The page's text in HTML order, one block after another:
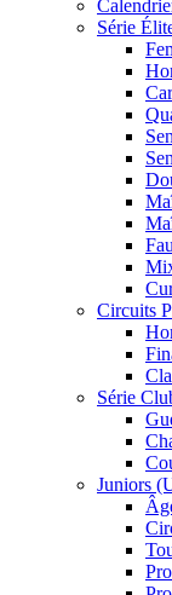
Série
Circuits
Série
Juniors